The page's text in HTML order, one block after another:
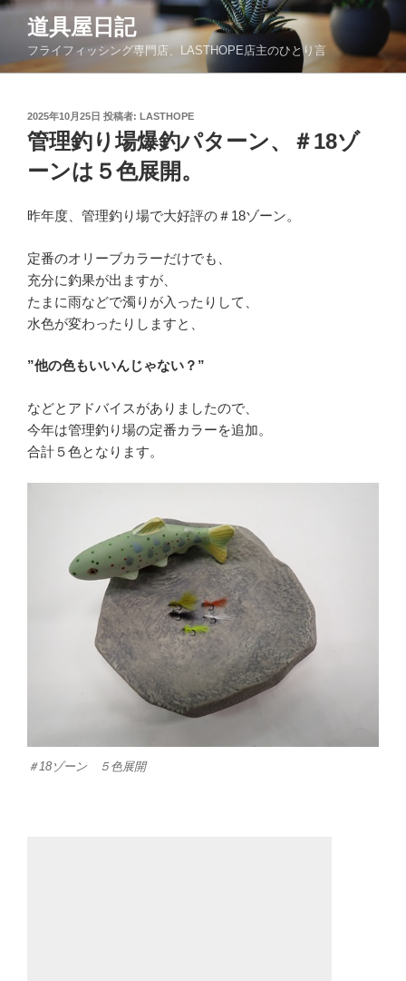
コ
ン
道具屋日記
フライフィッシング専門店、LASTHOPE店主のひとり言
投
稿
日:
2025年10月25日 投稿者: LASTHOPE
管理釣り場爆釣パターン、＃18ゾ
ーンは５色展開。
昨年度、管理釣り場で大好評の＃18ゾーン。
定番のオリーブカラーだけでも、
充分に釣果が出ますが、
たまに雨などで濁りが入ったりして、
水色が変わったりしますと、
”他の色もいいんじゃない？”
などとアドバイスがありましたので、
今年は管理釣り場の定番カラーを追加。
合計５色となります。
＃18ゾーン ５色展開